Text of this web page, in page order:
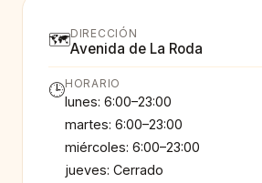
🗺️DIRECCIÓN
Avenida de La Roda
🕒HORARIO
lunes: 6:00–23:00
martes: 6:00–23:00
miércoles: 6:00–23:00
jueves: Cerrado